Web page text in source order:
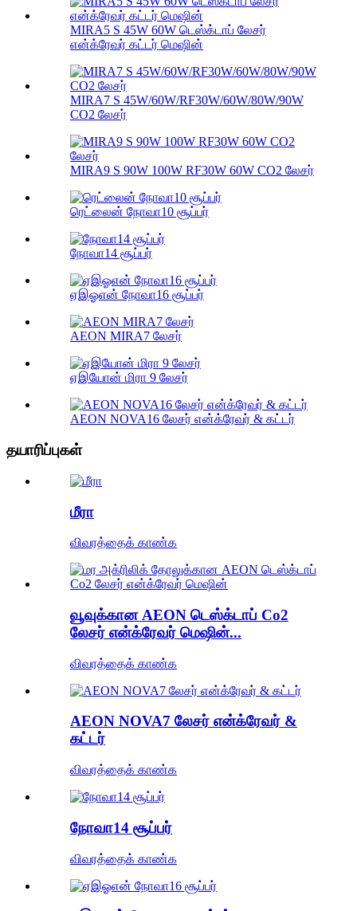
MIRA5 S 45W 60W டெஸ்க்டாப் லேசர்
என்க்ரேவர் கட்டர் மெஷின்
MIRA7 S 45W/60W/RF30W/60W/80W/90W
CO2 லேசர்
MIRA9 S 90W 100W RF30W 60W CO2 லேசர்
ரெட்லைன் நோவா10 சூப்பர்
நோவா14 சூப்பர்
ஏஇஓஎன் நோவா16 சூப்பர்
AEON MIRA7 லேசர்
ஏஇயோன் மிரா 9 லேசர்
AEON NOVA16 லேசர் என்க்ரேவர் & கட்டர்
தயாரிப்புகள்
மீரா
விவரத்தைக் காண்க
வூவுக்கான AEON டெஸ்க்டாப் Co2
லேசர் என்க்ரேவர் மெஷின்...
விவரத்தைக் காண்க
AEON NOVA7 லேசர் என்க்ரேவர் &
கட்டர்
விவரத்தைக் காண்க
நோவா14 சூப்பர்
விவரத்தைக் காண்க